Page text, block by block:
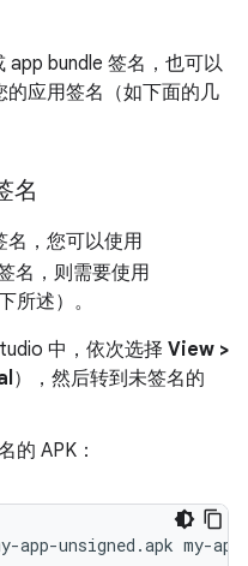
app bundle 签名，也可以
的应用签名（如下面的几
名
名，您可以使用
名，则需要使用
所述）。
中，依次选择 View >
），然后转到未签名的
的 APK：